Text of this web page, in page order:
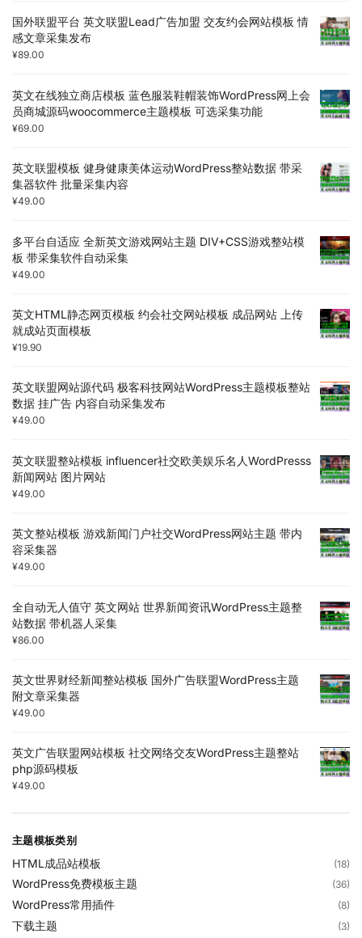
国外联盟平台 英文联盟Lead广告加盟 交友约会网站模板 情
感文章采集发布
¥89.00
英文在线独立商店模板 蓝色服装鞋帽装饰WordPress网上会
员商城源码woocommerce主题模板 可选采集功能
¥69.00
英文联盟模板 健身健康美体运动WordPress整站数据 带采
集器软件 批量采集内容
¥49.00
多平台自适应 全新英文游戏网站主题 DIV+CSS游戏整站模
板 带采集软件自动采集
¥49.00
英文HTML静态网页模板 约会社交网站模板 成品网站 上传
就成站页面模板
¥19.90
英文联盟网站源代码 极客科技网站WordPress主题模板整站
数据 挂广告 内容自动采集发布
¥49.00
英文联盟整站模板 influencer社交欧美娱乐名人WordPresss
新闻网站 图片网站
¥49.00
英文整站模板 游戏新闻门户社交WordPress网站主题 带内
容采集器
¥49.00
全自动无人值守 英文网站 世界新闻资讯WordPress主题整
站数据 带机器人采集
¥86.00
英文世界财经新闻整站模板 国外广告联盟WordPress主题
附文章采集器
¥49.00
英文广告联盟网站模板 社交网络交友WordPress主题整站
php源码模板
¥49.00
主题模板类别
HTML成品站模板 (18)
WordPress免费模板主题 (36)
WordPress常用插件 (8)
下载主题 (3)